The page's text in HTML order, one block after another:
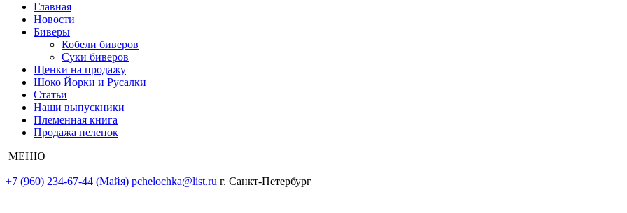
Главная
Новости
Биверы
Кобели биверов
Суки биверов
Щенки на продажу
Шоко Йорки и Русалки
Статьи
Наши выпускники
Племенная книга
Продажа пеленок
МЕНЮ
+7 (960) 234-67-44 (Майя) pchelochka@list.ru г. Санкт-Петербург